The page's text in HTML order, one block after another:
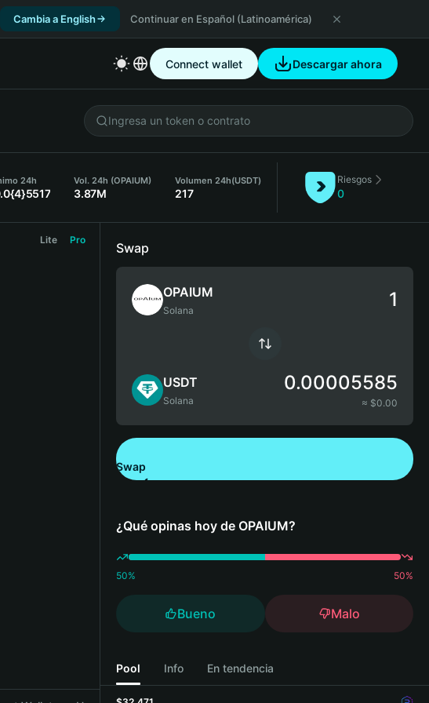
Cambia a English Continuar en Español (Latinoamérica)
Connect wallet Descargar ahora
24h Vol. 24h (OPAIUM)
3.87M
Volumen 24h(USDT)
217
Riesgos
0
Lite Pro
Swap
OPAIUM
Solana
USDT
Solana
0.00005585
≈ $0.00
Swap
¿Qué opinas hoy de OPAIUM?
50% 50%
Bueno Malo
Pool Info En tendencia